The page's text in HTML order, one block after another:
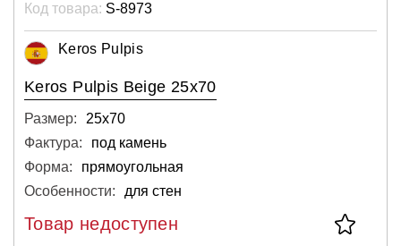
Код товара: S-8973
Keros Pulpis
Keros Pulpis Beige 25x70
Размер:
25х70
Фактура:
под камень
Форма:
прямоугольная
Особенности:
для стен
Товар недоступен